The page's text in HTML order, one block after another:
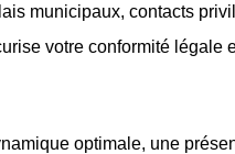
municipaux, contacts
votre conformité légale
optimale, une